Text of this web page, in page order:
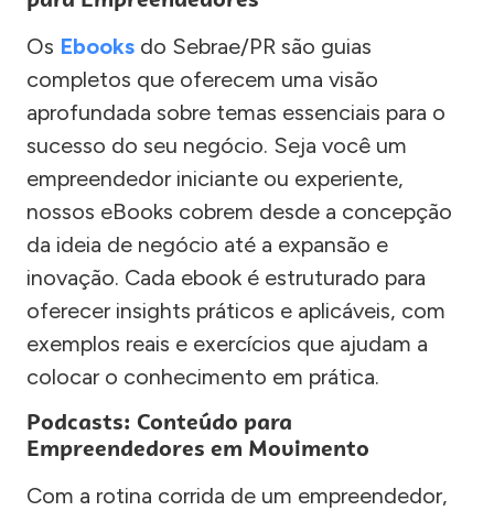
Os Ebooks do Sebrae/PR são guias
completos que oferecem uma visão
aprofundada sobre temas essenciais para o
sucesso do seu negócio. Seja você um
empreendedor iniciante ou experiente,
nossos eBooks cobrem desde a concepção
da ideia de negócio até a expansão e
inovação. Cada ebook é estruturado para
oferecer insights práticos e aplicáveis, com
exemplos reais e exercícios que ajudam a
colocar o conhecimento em prática.
Podcasts: Conteúdo para
Empreendedores em Movimento
Com a rotina corrida de um empreendedor,